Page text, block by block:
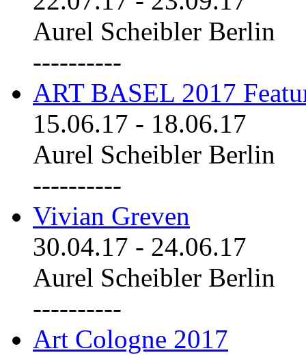
Aurel Scheibler Berlin
----------
ART BASEL 2017
15.06.17 - 18.06.17
Aurel Scheibler Berlin
----------
Vivian Greven
30.04.17 - 24.06.17
Aurel Scheibler Berlin
----------
Art Cologne 2017